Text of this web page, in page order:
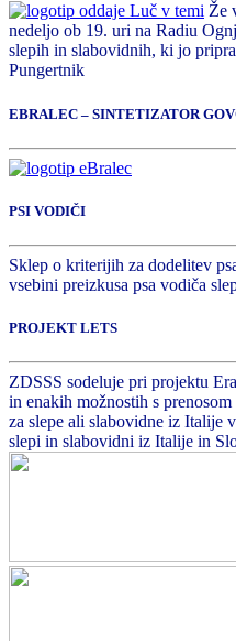
Že
nedeljo ob 19. uri na Radiu
slepih in slabovidnih, ki jo
Pungertnik
EBRALEC – SINTETIZATOR
PSI VODIČI
Sklep o kriterijih za dodelitev
vsebini preizkusa psa vodiča
PROJEKT LETS
ZDSSS sodeluje pri projektu
in enakih možnostih s
za slepe ali slabovidne iz Italije
slepi in slabovidni iz Italije in